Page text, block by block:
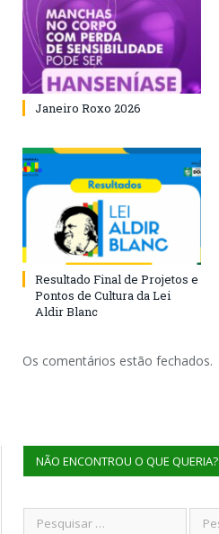
Janeiro Roxo 2026
Resultado Final de Projetos e
Pontos de Cultura da Lei
Aldir Blanc
Os comentários estão fechados.
NÃO ENCONTROU O QUE QUERIA?